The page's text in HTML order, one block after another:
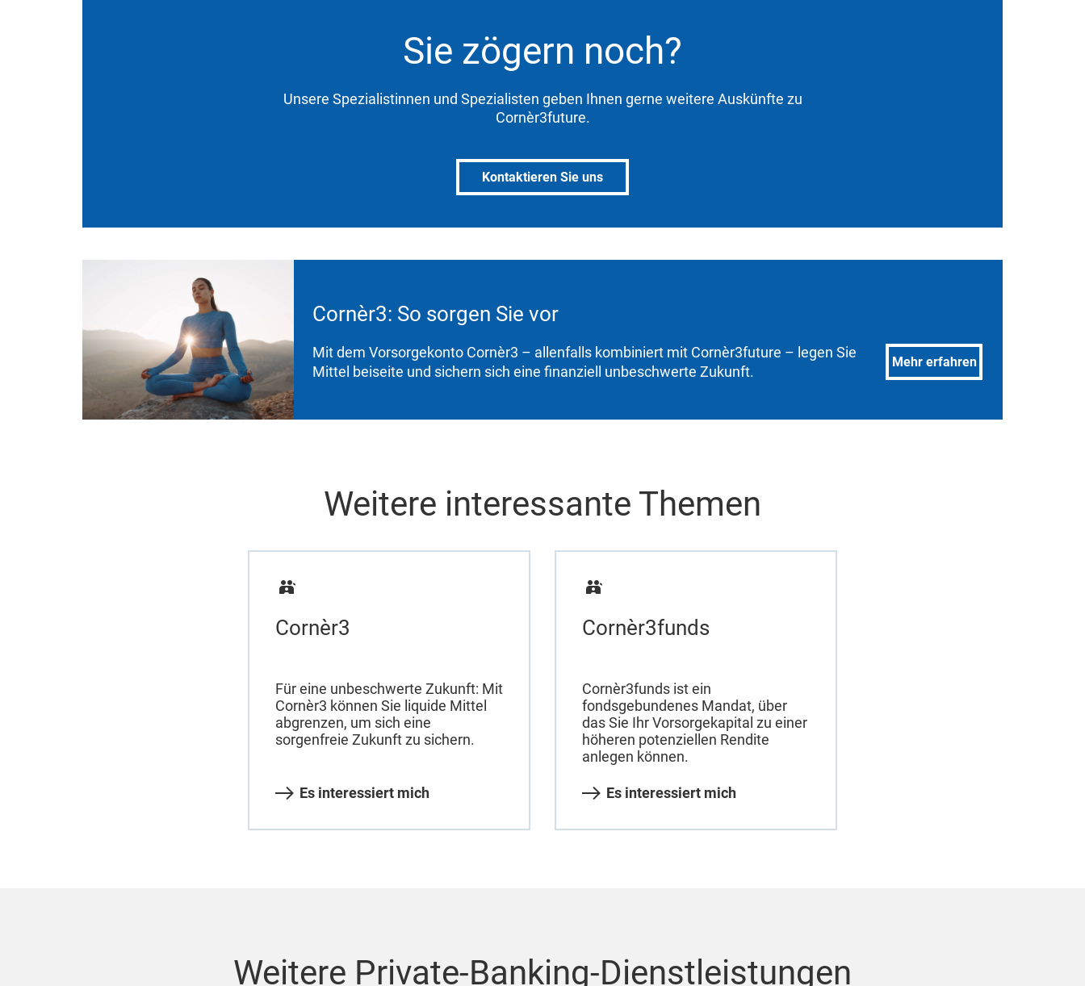
Sie zögern noch?
Unsere Spezialistinnen und Spezialisten geben Ihnen gerne weitere Auskünfte zu
Cornèr3future.
Kontaktieren Sie uns
Cornèr3: So sorgen Sie vor
Mit dem Vorsorgekonto Cornèr3 – allenfalls kombiniert mit Cornèr3future – legen Sie
Mittel beiseite und sichern sich eine finanziell unbeschwerte Zukunft.
Mehr erfahren
Weitere interessante Themen
Cornèr3
Für eine unbeschwerte Zukunft: Mit
Cornèr3 können Sie liquide Mittel
abgrenzen, um sich eine
sorgenfreie Zukunft zu sichern.
Es interessiert mich
Cornèr3funds
Cornèr3funds ist ein
fondsgebundenes Mandat, über
das Sie Ihr Vorsorgekapital zu einer
höheren potenziellen Rendite
anlegen können.
Es interessiert mich
Weitere Private-Banking-Dienstleistungen